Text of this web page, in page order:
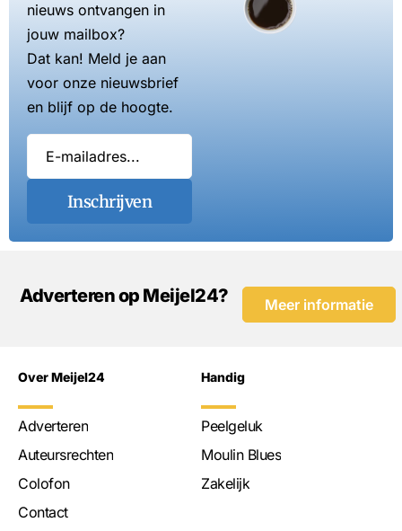
nieuws ontvangen in
jouw mailbox?
Dat kan! Meld je aan
voor onze nieuwsbrief
en blijf op de hoogte.
Inschrijven
Adverteren op Meijel24? Meer informatie
Over Meijel24
Adverteren
Auteursrechten
Colofon
Contact
Handig
Peelgeluk
Moulin Blues
Zakelijk